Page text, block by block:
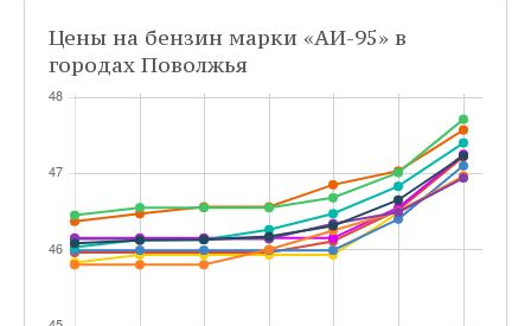
Цены на бензин марки «АИ-95» в
городах Поволжья